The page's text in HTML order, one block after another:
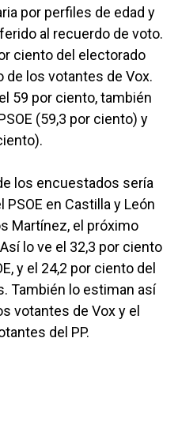
por perfiles de edad y
al recuerdo de voto.
ciento del electorado
de los votantes de Vox.
59 por ciento, también
(59,3 por ciento) y
los encuestados sería
en Castilla y León
Martínez, el próximo
lo ve el 32,3 por ciento
y el 24,2 por ciento del
También lo estiman así
votantes de Vox y el
del PP.